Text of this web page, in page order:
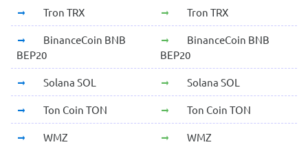
Tron TRX Tron TRX
BinanceCoin BNB
BEP20
BinanceCoin BNB
BEP20
Solana SOL Solana SOL
Ton Coin TON Ton Coin TON
WMZ WMZ